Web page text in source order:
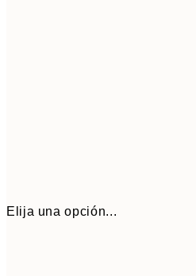
Elija una opción...